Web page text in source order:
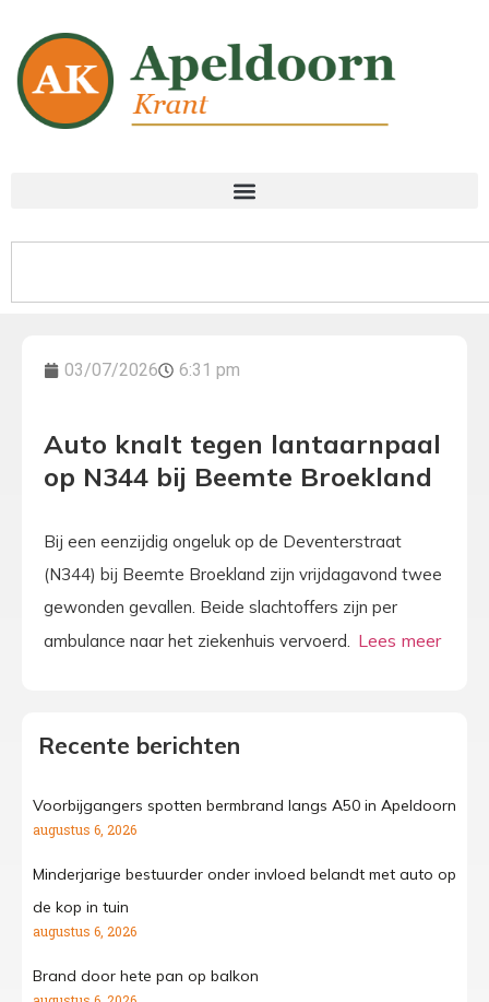
03/07/2026 6:31 pm
Auto knalt tegen lantaarnpaal
op N344 bij Beemte Broekland
Bij een eenzijdig ongeluk op de Deventerstraat
(N344) bij Beemte Broekland zijn vrijdagavond twee
gewonden gevallen. Beide slachtoffers zijn per
ambulance naar het ziekenhuis vervoerd.
Recente berichten
Voorbijgangers spotten bermbrand langs A50 in Apeldoorn
augustus 6, 2026
Minderjarige bestuurder onder invloed belandt met auto op
de kop in tuin
augustus 6, 2026
Brand door hete pan op balkon